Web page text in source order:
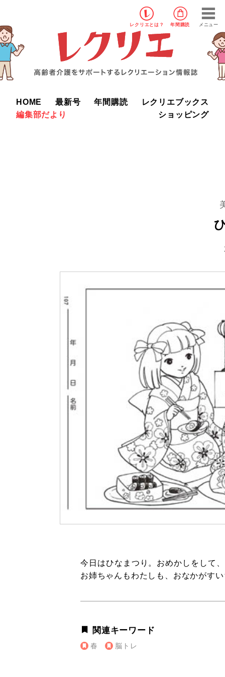
レクリエ とは？ 年間購読 メニュー
HOME 最新号 年間購読
レクリエブックス
編集部だより
ショッピング
今日はひなまつり。おめかしをして
お姉ちゃんもわたしも、おなかがす
関連キーワード
春 脳トレ